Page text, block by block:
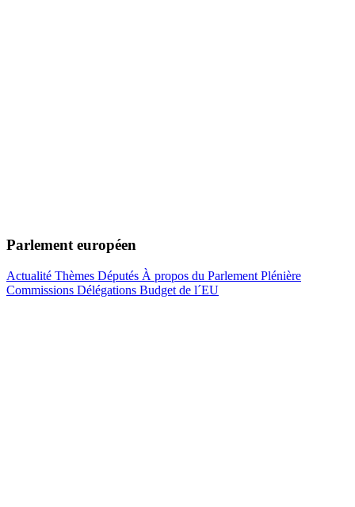
Parlement européen
Actualité Thèmes Députés À propos du Parlement Plénière
Commissions Délégations Budget de l´EU